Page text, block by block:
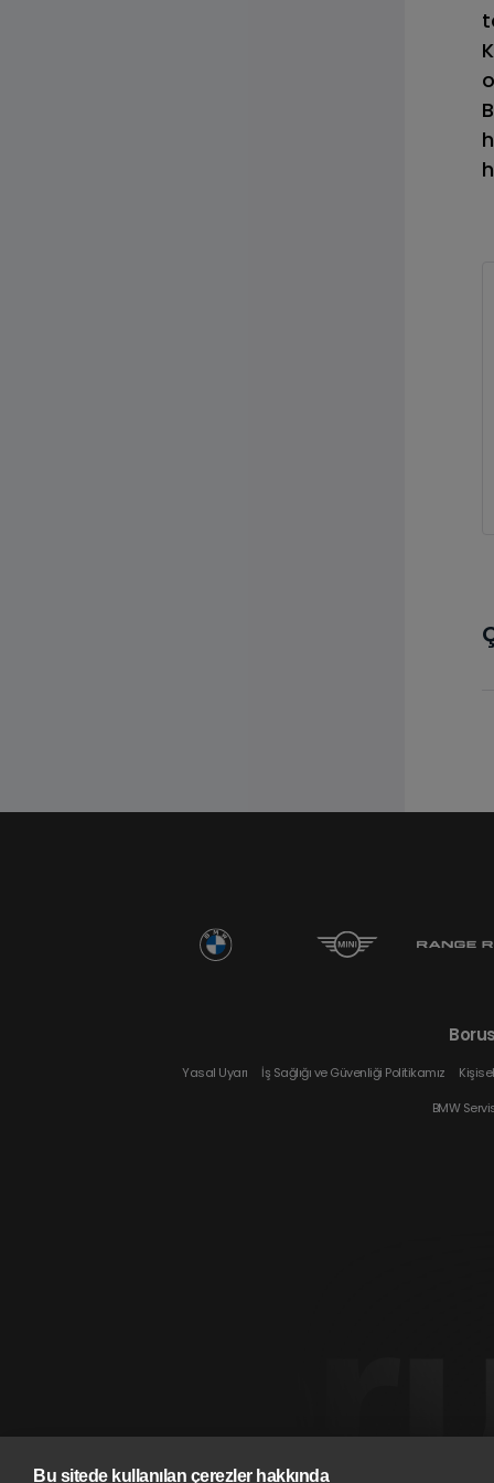
Bu sitede kullanılan çerezler hakkında
Yasal Uyarı İş Sağlığı ve Güvenliği Politikamız
BMW